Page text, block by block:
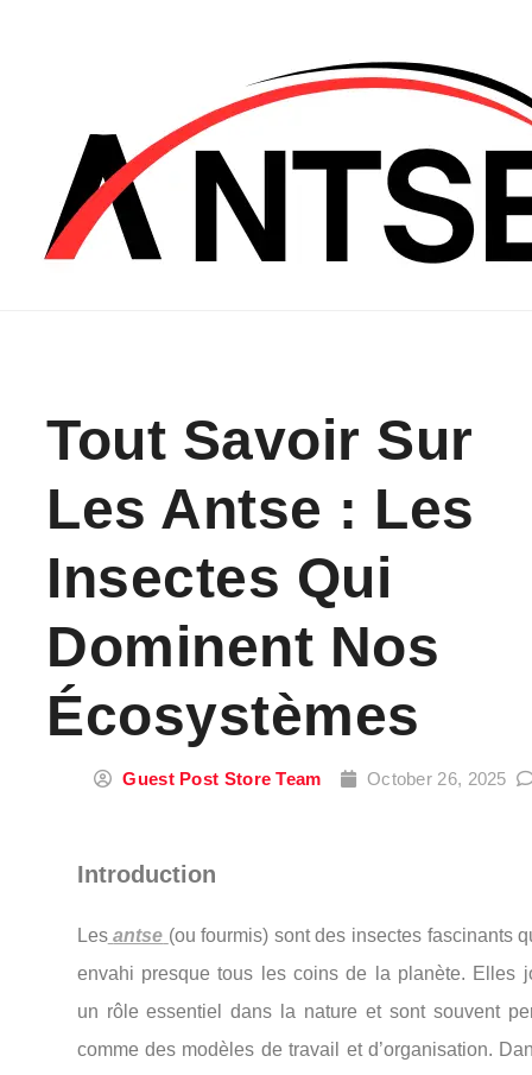
Tout Savoir Sur
Les Antse : Les
Insectes Qui
Dominent Nos
Écosystèmes
Guest Post Store Team October 26, 2025
Introduction
Les antse (ou fourmis) sont des insectes fascinants
envahi presque tous les coins de la planète. Elles
un rôle essentiel dans la nature et sont souvent
comme des modèles de travail et d’organisation.